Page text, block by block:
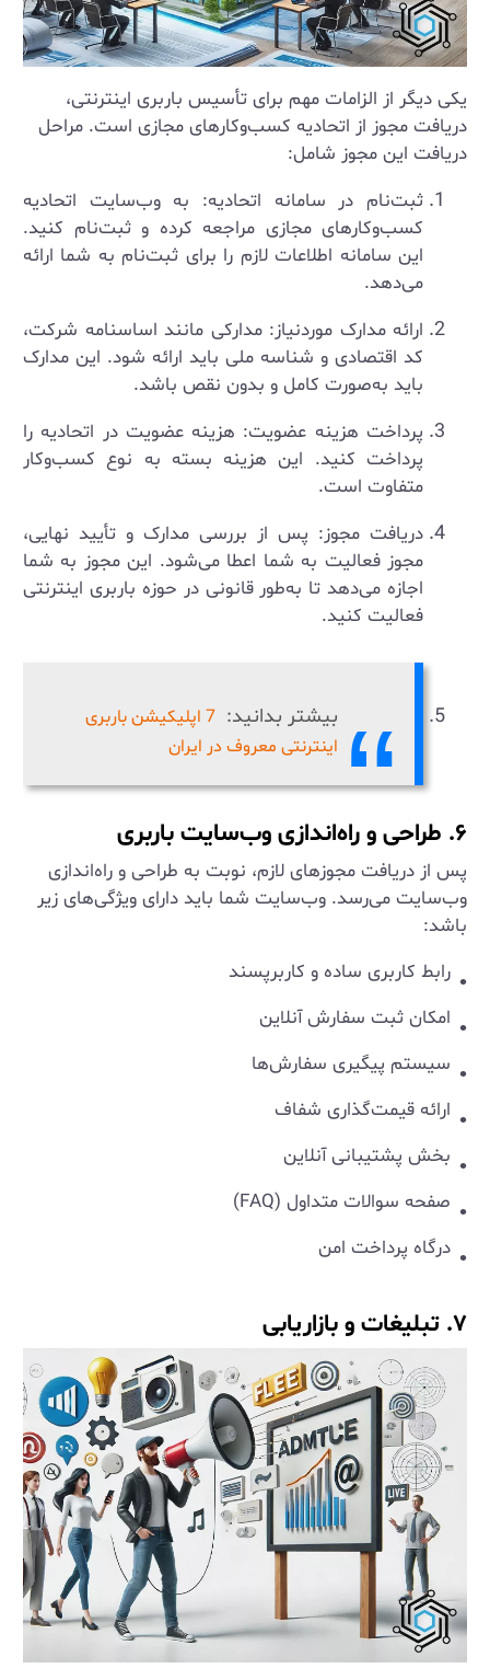
یکی دیگر از الزامات مهم برای تأسیس باربری اینترنتی،
دریافت مجوز از اتحادیه کسب‌وکارهای مجازی است. مراحل
دریافت این مجوز شامل:
ثبت‌نام در سامانه اتحادیه: به وب‌سایت اتحادیه
کسب‌وکارهای مجازی مراجعه کرده و ثبت‌نام کنید.
این سامانه اطلاعات لازم را برای ثبت‌نام به شما ارائه
می‌دهد.
ارائه مدارک موردنیاز: مدارکی مانند اساسنامه شرکت،
کد اقتصادی و شناسه ملی باید ارائه شود. این مدارک
باید به‌صورت کامل و بدون نقص باشد.
پرداخت هزینه عضویت: هزینه عضویت در اتحادیه را
پرداخت کنید. این هزینه بسته به نوع کسب‌وکار
متفاوت است.
دریافت مجوز: پس از بررسی مدارک و تأیید نهایی،
مجوز فعالیت به شما اعطا می‌شود. این مجوز به شما
اجازه می‌دهد تا به‌طور قانونی در حوزه باربری اینترنتی
فعالیت کنید.
بیشتر بدانید:
7 اپلیکیشن باربری
اینترنتی معروف در ایران
۶. طراحی و راه‌اندازی وب‌سایت باربری
پس از دریافت مجوزهای لازم، نوبت به طراحی و راه‌اندازی
وب‌سایت می‌رسد. وب‌سایت شما باید دارای ویژگی‌های زیر
باشد:
رابط کاربری ساده و کاربرپسند
امکان ثبت سفارش آنلاین
سیستم پیگیری سفارش‌ها
ارائه قیمت‌گذاری شفاف
بخش پشتیبانی آنلاین
صفحه سوالات متداول (FAQ)
درگاه پرداخت امن
۷. تبلیغات و بازاریابی